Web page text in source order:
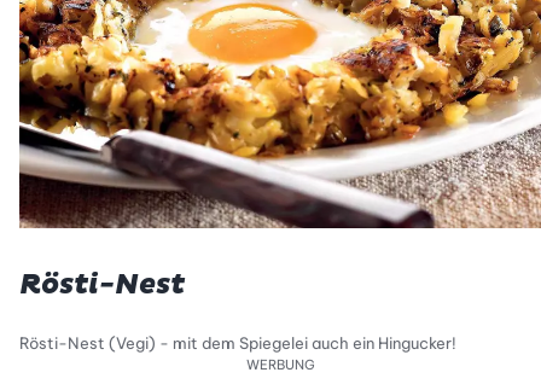
Rösti-Nest
Rösti-Nest (Vegi) - mit dem Spiegelei auch ein Hingucker!
WERBUNG